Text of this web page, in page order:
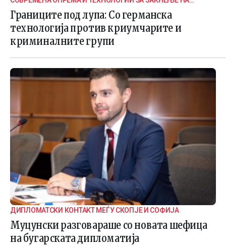
ГРАНИЧНАТА БЕЗБЕДНОСТ
Границите под лупа: Со германска
технологија против криумчарите и
криминалните групи
ДИПЛОМАТСКИ КОНТАКТ МЕЃУ СКОПЈЕ И СОФИЈА
Муцунски разговараше со новата шефица
на бугарската дипломатија